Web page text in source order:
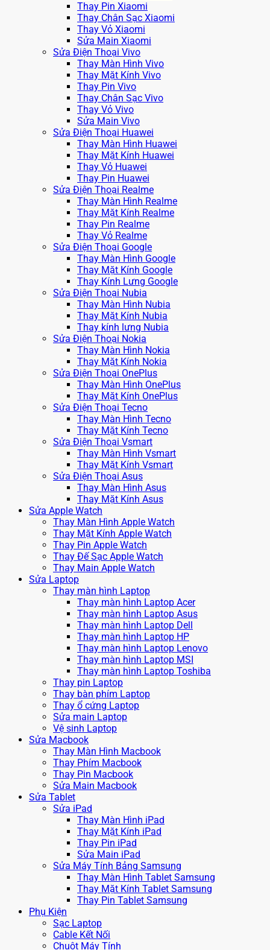
Thay Pin Xiaomi
Thay Chân Sạc Xiaomi
Thay Vỏ Xiaomi
Sửa Main Xiaomi
Sửa Điện Thoại Vivo
Thay Màn Hình Vivo
Thay Mặt Kính Vivo
Thay Pin Vivo
Thay Chân Sạc Vivo
Thay Vỏ Vivo
Sửa Main Vivo
Sửa Điện Thoại Huawei
Thay Màn Hình Huawei
Thay Mặt Kính Huawei
Thay Vỏ Huawei
Thay Pin Huawei
Sửa Điện Thoại Realme
Thay Màn Hình Realme
Thay Mặt Kính Realme
Thay Pin Realme
Thay Vỏ Realme
Sửa Điện Thoại Google
Thay Màn Hình Google
Thay Mặt Kính Google
Thay Kính Lưng Google
Sửa Điện Thoại Nubia
Thay Màn Hình Nubia
Thay Mặt Kính Nubia
Thay kính lưng Nubia
Sửa Điện Thoại Nokia
Thay Màn Hình Nokia
Thay Mặt Kính Nokia
Sửa Điện Thoại OnePlus
Thay Màn Hình OnePlus
Thay Mặt Kính OnePlus
Sửa Điện Thoại Tecno
Thay Màn Hình Tecno
Thay Mặt Kính Tecno
Sửa Điện Thoại Vsmart
Thay Màn Hình Vsmart
Thay Mặt Kính Vsmart
Sửa Điện Thoại Asus
Thay Màn Hình Asus
Thay Mặt Kính Asus
Sửa Apple Watch
Thay Màn Hình Apple Watch
Thay Mặt Kính Apple Watch
Thay Pin Apple Watch
Thay Đế Sạc Apple Watch
Thay Main Apple Watch
Sửa Laptop
Thay màn hình Laptop
Thay màn hình Laptop Acer
Thay màn hình Laptop Asus
Thay màn hình Laptop Dell
Thay màn hình Laptop HP
Thay màn hình Laptop Lenovo
Thay màn hình Laptop MSI
Thay màn hình Laptop Toshiba
Thay pin Laptop
Thay bàn phím Laptop
Thay ổ cứng Laptop
Sửa main Laptop
Vệ sinh Laptop
Sửa Macbook
Thay Màn Hình Macbook
Thay Phím Macbook
Thay Pin Macbook
Sửa Main Macbook
Sửa Tablet
Sửa iPad
Thay Màn Hình iPad
Thay Mặt Kính iPad
Thay Pin iPad
Sửa Main iPad
Sửa Máy Tính Bảng Samsung
Thay Màn Hình Tablet Samsung
Thay Mặt Kính Tablet Samsung
Thay Pin Tablet Samsung
Phụ Kiện
Sạc Laptop
Cable Kết Nối
Chuột Máy Tính